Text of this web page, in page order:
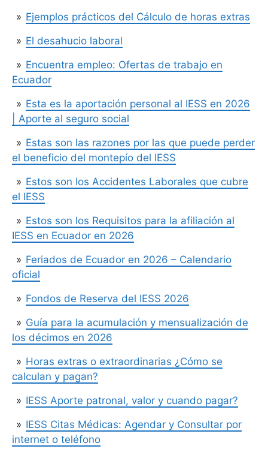
Ejemplos prácticos del Cálculo de horas extras
El desahucio laboral
Encuentra empleo: Ofertas de trabajo en
Ecuador
Esta es la aportación personal al IESS en 2026
| Aporte al seguro social
Estas son las razones por las que puede perder
el beneficio del montepío del IESS
Estos son los Accidentes Laborales que cubre
el IESS
Estos son los Requisitos para la afiliación al
IESS en Ecuador en 2026
Feriados de Ecuador en 2026 – Calendario
oficial
Fondos de Reserva del IESS 2026
Guía para la acumulación y mensualización de
los décimos en 2026
Horas extras o extraordinarias ¿Cómo se
calculan y pagan?
IESS Aporte patronal, valor y cuando pagar?
IESS Citas Médicas: Agendar y Consultar por
internet o teléfono